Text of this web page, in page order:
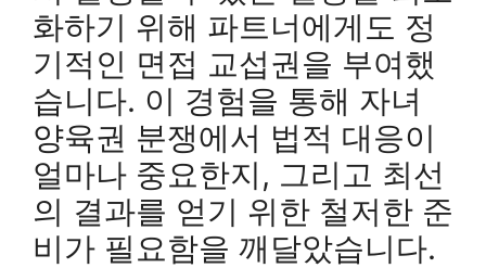
화하기 위해 파트너에게도 정
기적인 면접 교섭권을 부여했
습니다. 이 경험을 통해 자녀
양육권 분쟁에서 법적 대응이
얼마나 중요한지, 그리고 최선
의 결과를 얻기 위한 철저한 준
비가 필요함을 깨달았습니다.